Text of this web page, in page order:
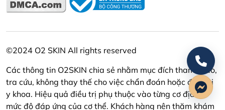
©2024 O2 SKIN All rights reserved
Các thông tin O2SKIN chia sẻ nhằm mục đích tham khảo,
tra cứu, không thay thế cho việc chẩn đoán hoặc điều trị
y khoa. Hiệu quả điều trị phụ thuộc vào từng cơ địa và
mức độ đáp ứng của cơ thể. Khách hàng nên thăm khám